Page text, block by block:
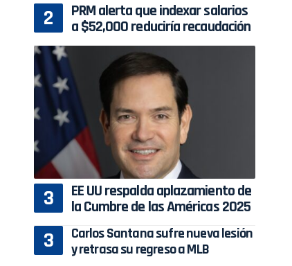
PRM alerta que indexar salarios
a $52,000 reduciría recaudación
EE UU respalda aplazamiento de
la Cumbre de las Américas 2025
Carlos Santana sufre nueva lesión
y retrasa su regreso a MLB